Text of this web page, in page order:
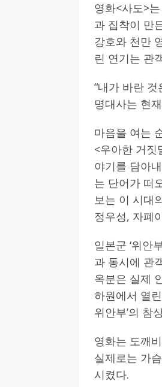
영화<사도>
과 집착이 만
강호와 천만
린 연기는 관
“내가 바란
명대사는 현
마음을 여는
<우아한 거짓
야기를 담아
는 단어가 떠
보는 이 시대
정우성, 자폐
일본군 ‘위안
과 동시에 관
옥분은 실제
하원에서 열
위안부’의 참
영화는 도깨
실제로는 가
시켰다.